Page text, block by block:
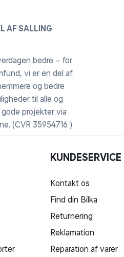
AF SALLING
bedre – for
vi er en del af.
og bedre
til alle og
projekter via
(CVR 35954716 )
KUNDESERVICE
Kontakt os
Find din Bilka
Returnering
Reklamation
Reparation af varer